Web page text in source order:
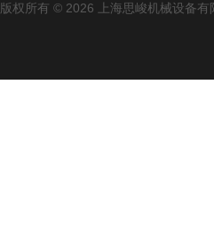
版权所有 © 2026 上海思峻机械设备